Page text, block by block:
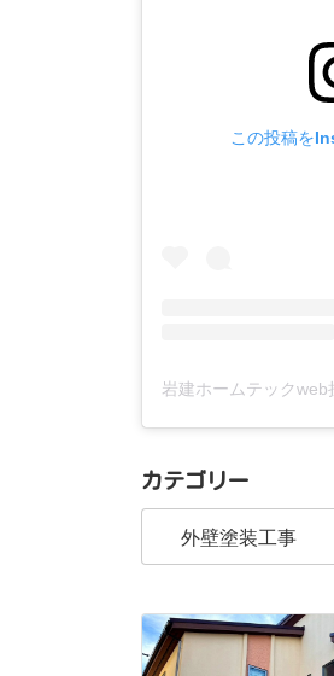
この投稿を
カテゴリー
カ
リ